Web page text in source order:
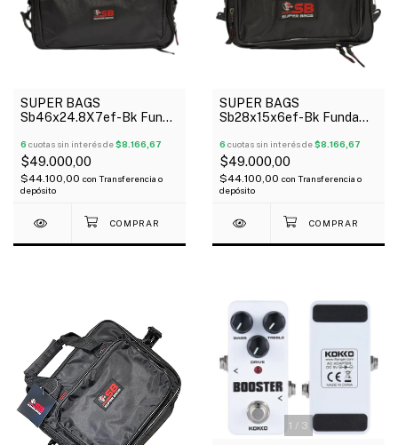
SUPER BAGS
Sb46x24.8X7ef-Bk Funda
Multiefectos Acolchada
10Mm
6 cuotas sin interés de$8.166,67
$49.000,00
$44.100,00 con Transferencia o
depósito
SUPER BAGS
Sb28x15x6ef-Bk Funda
Multiefectos Acolchada
10Mm
6 cuotas sin interés de$8.166,67
$49.000,00
$44.100,00 con Transferencia o
depósito
1 / 3